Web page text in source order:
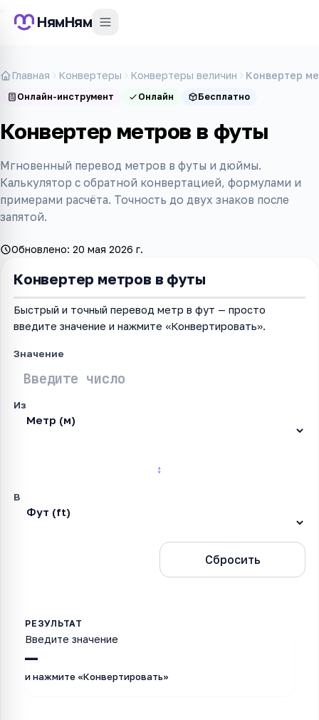
НямНям
Главная Конвертеры Конвертеры величин Конвертер
Онлайн-инструмент Онлайн Бесплатно
Конвертер метров в футы
Мгновенный перевод метров в футы и дюймы.
Калькулятор с обратной конвертацией, формулами и
примерами расчёта. Точность до двух знаков после
запятой.
Обновлено: 20 мая 2026 г.
Конвертер метров в футы
Быстрый и точный перевод метр в фут — просто
введите значение и нажмите «Конвертировать».
Значение
Из
↕
В
Сбросить
—
Введите значение
и нажмите «Конвертировать»